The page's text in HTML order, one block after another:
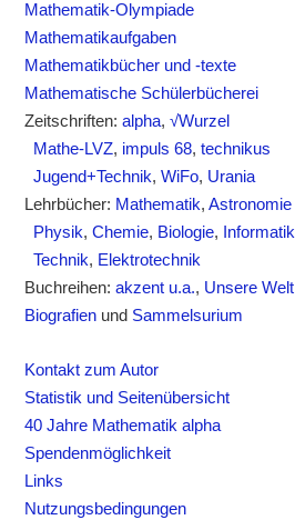
Mathematik-Olympiade
Mathematikaufgaben
Mathematikbücher und -texte
Mathematische Schülerbücherei
Zeitschriften:alpha,√Wurzel
Mathe-LVZ, impuls 68,technikus
Jugend+Technik,WiFo, Urania
Lehrbücher: Mathematik,Astronomie
Physik,Chemie, Biologie,
Informatik
Technik, Elektrotechnik
Buchreihen:akzent u.a., Unsere Welt
Biografien und Sammelsurium
Kontakt zum Autor
Statistik und Seitenübersicht
40 Jahre Mathematik alpha
Spendenmöglichkeit
Links
Nutzungsbedingungen